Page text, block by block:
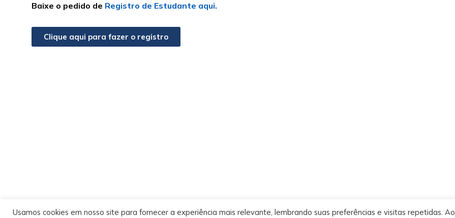
Baixe o pedido de Registro de Estudante aqui.
Clique aqui para fazer o registro
Usamos cookies em nosso site para fornecer a experiência mais relevante, lembrando suas preferências e visitas repetidas. Ao